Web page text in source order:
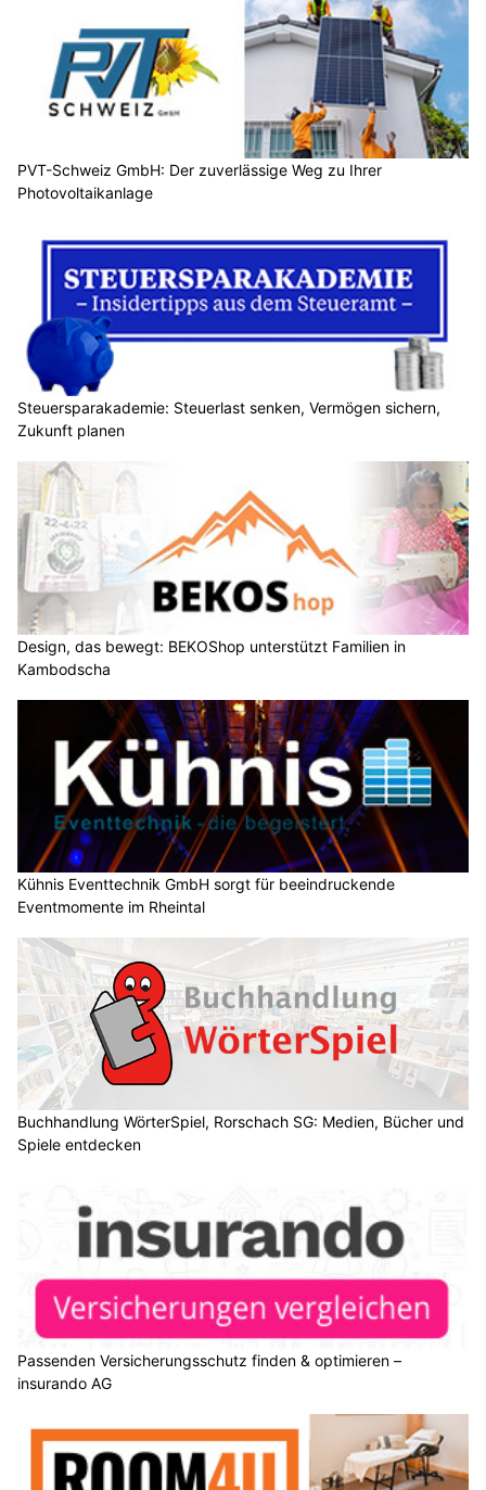
PVT-Schweiz GmbH: Der zuverlässige Weg zu Ihrer
Photovoltaikanlage
Steuersparakademie: Steuerlast senken, Vermögen sichern,
Zukunft planen
Design, das bewegt: BEKOShop unterstützt Familien in
Kambodscha
Kühnis Eventtechnik GmbH sorgt für beeindruckende
Eventmomente im Rheintal
Buchhandlung WörterSpiel, Rorschach SG: Medien, Bücher und
Spiele entdecken
Passenden Versicherungsschutz finden & optimieren –
insurando AG